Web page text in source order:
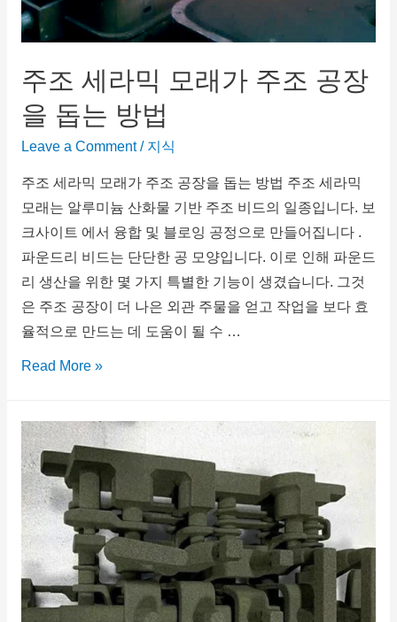
주조 세라믹 모래가 주조 공장
을 돕는 방법
Leave a Comment / 지식
주조 세라믹 모래가 주조 공장을 돕는 방법 주조 세라믹
모래는 알루미늄 산화물 기반 주조 비드의 일종입니다. 보
크사이트 에서 융합 및 블로잉 공정으로 만들어집니다 .
파운드리 비드는 단단한 공 모양입니다. 이로 인해 파운드
리 생산을 위한 몇 가지 특별한 기능이 생겼습니다. 그것
은 주조 공장이 더 나은 외관 주물을 얻고 작업을 보다 효
율적으로 만드는 데 도움이 될 수 …
Read More »